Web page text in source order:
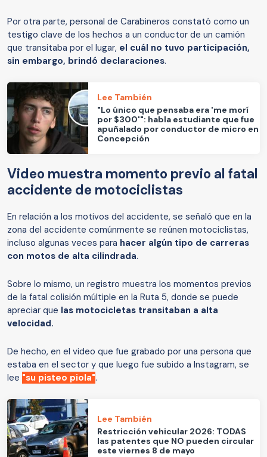
Por otra parte, personal de Carabineros constató como un
testigo clave de los hechos a un conductor de un camión
que transitaba por el lugar, el cuál no tuvo participación,
sin embargo, brindó declaraciones.
Lee También
"Lo único que pensaba era 'me morí
por $300'": habla estudiante que fue
apuñalado por conductor de micro en
Concepción
Video muestra momento previo al fatal
accidente de motociclistas
En relación a los motivos del accidente, se señaló que en la
zona del accidente comúnmente se reúnen motociclistas,
incluso algunas veces para hacer algún tipo de carreras
con motos de alta cilindrada.
Sobre lo mismo, un registro muestra los momentos previos
de la fatal colisión múltiple en la Ruta 5, donde se puede
apreciar que las motocicletas transitaban a alta
velocidad.
De hecho, en el video que fue grabado por una persona que
estaba en el sector y que luego fue subido a Instagram, se
lee "su pisteo piola".
Lee También
Restricción vehicular 2026: TODAS
las patentes que NO pueden circular
este viernes 8 de mayo